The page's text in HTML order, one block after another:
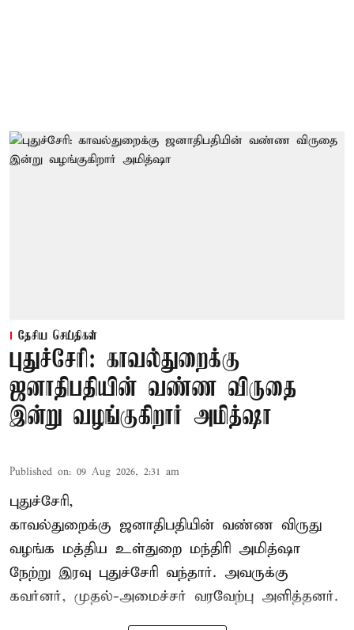
தேசிய செய்திகள்
புதுச்சேரி: காவல்துறைக்கு
ஜனாதிபதியின் வண்ண விருதை
இன்று வழங்குகிறார் அமித்ஷா
Published on: 09 Aug 2026, 2:31 am
புதுச்சேரி,
காவல்துறைக்கு ஜனாதிபதியின் வண்ண விருது
வழங்க மத்திய உள்துறை மந்திரி அமித்ஷா
நேற்று இரவு புதுச்சேரி வந்தார். அவருக்கு
கவர்னர், முதல்-அமைச்சர் வரவேற்பு அளித்தனர்.